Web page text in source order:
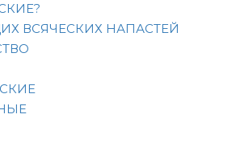
ВСЯЧЕСКИХ НАПАСТЕЙ